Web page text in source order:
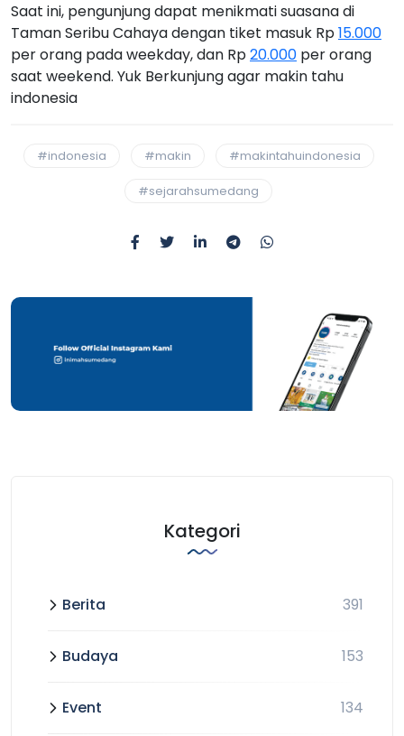
Saat ini, pengunjung dapat menikmati suasana di
Taman Seribu Cahaya dengan tiket masuk Rp15.000
per orang pada weekday, dan Rp20.000 per orang
saat weekend. Yuk Berkunjung agar makin tahu
indonesia
#indonesia #makin #makintahuindonesia
#sejarahsumedang
Kategori
Berita 391
Budaya 153
Event 134